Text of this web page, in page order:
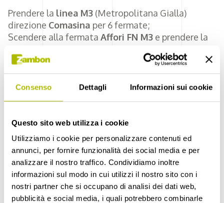
Consenso Dettagli Informazioni sui cookie
Questo sito web utilizza i cookie
Utilizziamo i cookie per personalizzare contenuti ed
annunci, per fornire funzionalità dei social media e per
analizzare il nostro traffico. Condividiamo inoltre
informazioni sul modo in cui utilizzi il nostro sito con i
nostri partner che si occupano di analisi dei dati web,
pubblicità e social media, i quali potrebbero combinarle
Prendere la linea M3 (Metropolitana Gialla)
direzione Comasina per 6 fermate;
Scendere alla fermata Affori FN M3 e prendere la
l’ autobus 52 (direzione Greco) o il n.40(direzione
Niguarda Parco Nord);
Scendere alla fermataCimitero di Bruzzano;
Malpensa, Linate, Orio al Serio